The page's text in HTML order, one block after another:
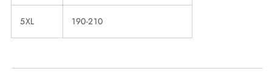
5XL 190-210